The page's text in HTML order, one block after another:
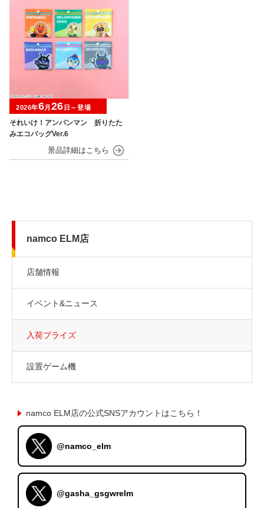
それいけ！アンパンマン 折りたた
みエコバッグVer.6
2026年6月 26 日～登場
namco ELM店
店舗情報
イベント&ニュース
入荷プライズ
設置ゲーム機
namco ELM店の公式SNSアカウントはこちら！
@namco_elm
@gasha_gsgwrelm